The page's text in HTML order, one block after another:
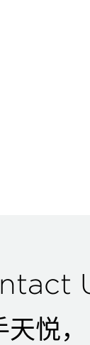
悦，